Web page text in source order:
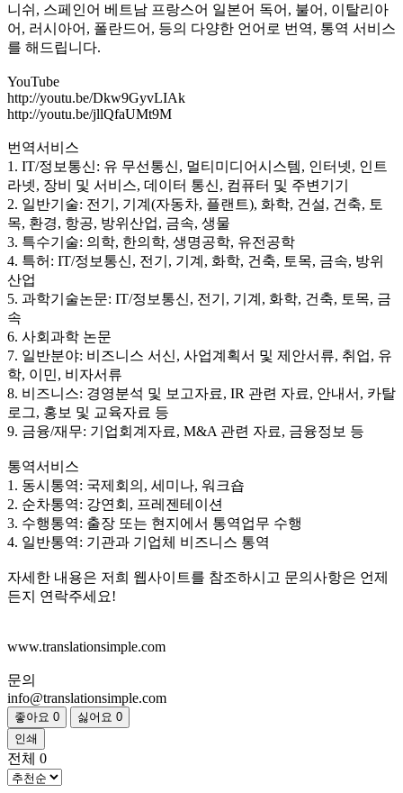
니쉬, 스페인어 베트남 프랑스어 일본어 독어, 불어, 이탈리아
어, 러시아어, 폴란드어, 등의 다양한 언어로 번역, 통역 서비스
를 해드립니다.
YouTube
http://youtu.be/Dkw9GyvLIAk
http://youtu.be/jllQfaUMt9M
번역서비스
1. IT/정보통신: 유 무선통신, 멀티미디어시스템, 인터넷, 인트
라넷, 장비 및 서비스, 데이터 통신, 컴퓨터 및 주변기기
2. 일반기술: 전기, 기계(자동차, 플랜트), 화학, 건설, 건축, 토
목, 환경, 항공, 방위산업, 금속, 생물
3. 특수기술: 의학, 한의학, 생명공학, 유전공학
4. 특허: IT/정보통신, 전기, 기계, 화학, 건축, 토목, 금속, 방위
산업
5. 과학기술논문: IT/정보통신, 전기, 기계, 화학, 건축, 토목, 금
속
6. 사회과학 논문
7. 일반분야: 비즈니스 서신, 사업계획서 및 제안서류, 취업, 유
학, 이민, 비자서류
8. 비즈니스: 경영분석 및 보고자료, IR 관련 자료, 안내서, 카탈
로그, 홍보 및 교육자료 등
9. 금융/재무: 기업회계자료, M&A 관련 자료, 금융정보 등
통역서비스
1. 동시통역: 국제회의, 세미나, 워크숍
2. 순차통역: 강연회, 프레젠테이션
3. 수행통역: 출장 또는 현지에서 통역업무 수행
4. 일반통역: 기관과 기업체 비즈니스 통역
자세한 내용은 저희 웹사이트를 참조하시고 문의사항은 언제
든지 연락주세요!
www.translationsimple.com
문의
info@translationsimple.com
좋아요 0 싫어요 0
인쇄
전체 0